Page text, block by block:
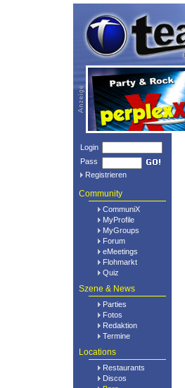
Login
Pass
Registrieren
Community
CommuniX
MyProfile
MyGroups
Forum
eMeetings
Flohmarkt
Quiz
Szene & News
Parties
Fotos
Redaktion
Termine
Locations
Restaurants
Discos